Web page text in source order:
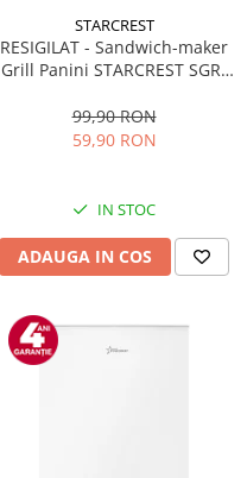
STARCREST
RESIGILAT - Sandwich-maker
Grill Panini STARCREST SGR-
nonaderente, Deschidere
180°, Suprafata de gatire 23 x
99,90 RON
59,90 RON
IN STOC
ADAUGA IN COS